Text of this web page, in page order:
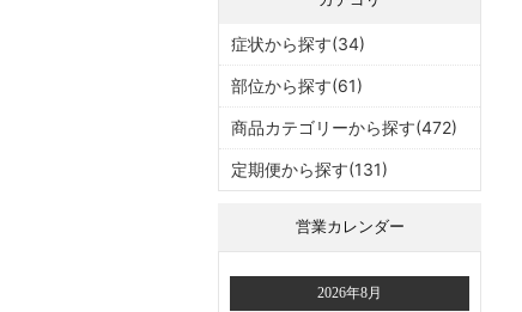
症状から探す(34)
部位から探す(61)
商品カテゴリーから探す(472)
定期便から探す(131)
営業カレンダー
2026年8月